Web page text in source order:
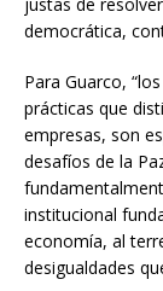
justas de
democrática,
Para Guarco,
prácticas que
empresas, son
desafíos de la
institucional
economía, al
desigualdades